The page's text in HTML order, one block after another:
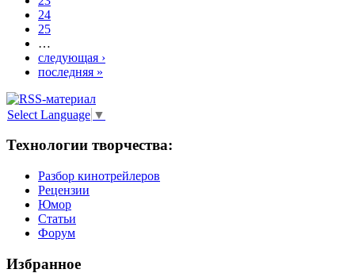
24
25
…
следующая ›
последняя »
Select Language ▼
Технологии творчества:
Разбор кинотрейлеров
Рецензии
Юмор
Статьи
Форум
Избранное